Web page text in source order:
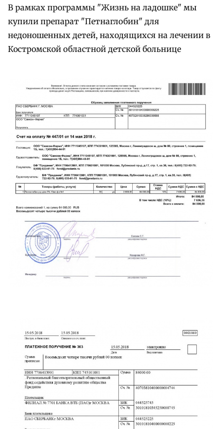
В рамках программы "Жизнь на ладошке" мы
купили препарат "Петнаглобин" для
недоношенных детей, находящихся на лечении в
Костромской областной детской больнице